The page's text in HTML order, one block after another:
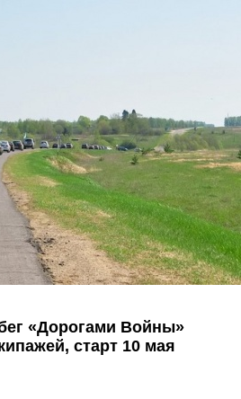
«Дорогами Войны»
старт 10 мая